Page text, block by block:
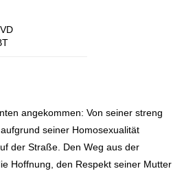
angekommen: Von seiner streng
seiner Homosexualität
der Straße. Den Weg aus der
Hoffnung, den Respekt seiner Mutter